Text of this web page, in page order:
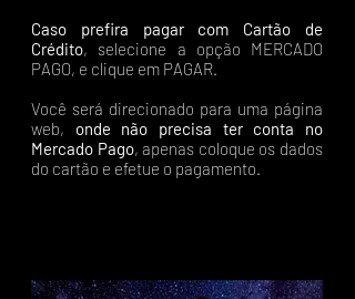
Caso prefira pagar com Cartão de
Crédito, selecione a opção MERCADO
PAGO, e clique em PAGAR.
Você será direcionado para uma página
web, onde não precisa ter conta no
Mercado Pago, apenas coloque os dados
do cartão e efetue o pagamento.